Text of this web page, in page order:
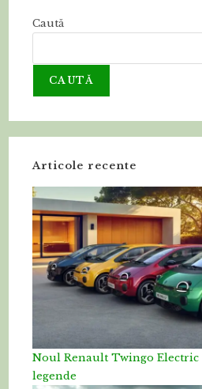
Caută
CAUTĂ
Articole recente
Noul Renault Twingo
legende